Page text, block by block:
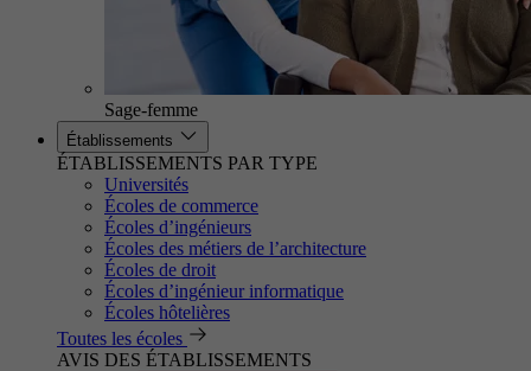
Sage-femme
Établissements
ÉTABLISSEMENTS PAR TYPE
Universités
Écoles de commerce
Écoles d’ingénieurs
Écoles des métiers de l’architecture
Écoles de droit
Écoles d’ingénieur informatique
Écoles hôtelières
Toutes les écoles
AVIS DES ÉTABLISSEMENTS